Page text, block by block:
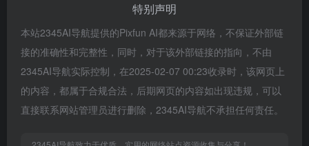
特别声明
本站2345AI导航提供的Pixfun AI都来源于网络，不保证外部链
接的准确性和完整性，同时，对于该外部链接的指向，不由
2345AI导航实际控制，在2025-02-07 00:23收录时，该网页上
的内容，都属于合规合法，后期网页的内容如出现违规，可以
直接联系网站管理员进行删除，2345AI导航不承担任何责任。